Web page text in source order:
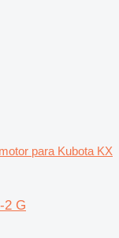
para Kubota KX
2 G